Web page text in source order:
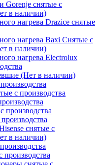
Gorenje снятые с
в наличии)
нагрева Drazice снятые
нагрева Baxi Снятые с
в наличии)
нагрева Electrolux
(Нет в наличии)
с производства
производства
снятые с
в наличии)
производства